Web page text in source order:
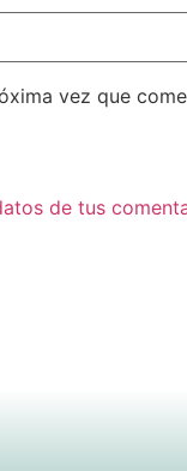
vez que
de tus